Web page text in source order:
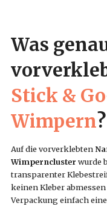
Was
Stick &
Wimpern?
Auf die vorverklebten
Wimperncluster wurde
transparenter
keinen Kleber
Verpackung einfach